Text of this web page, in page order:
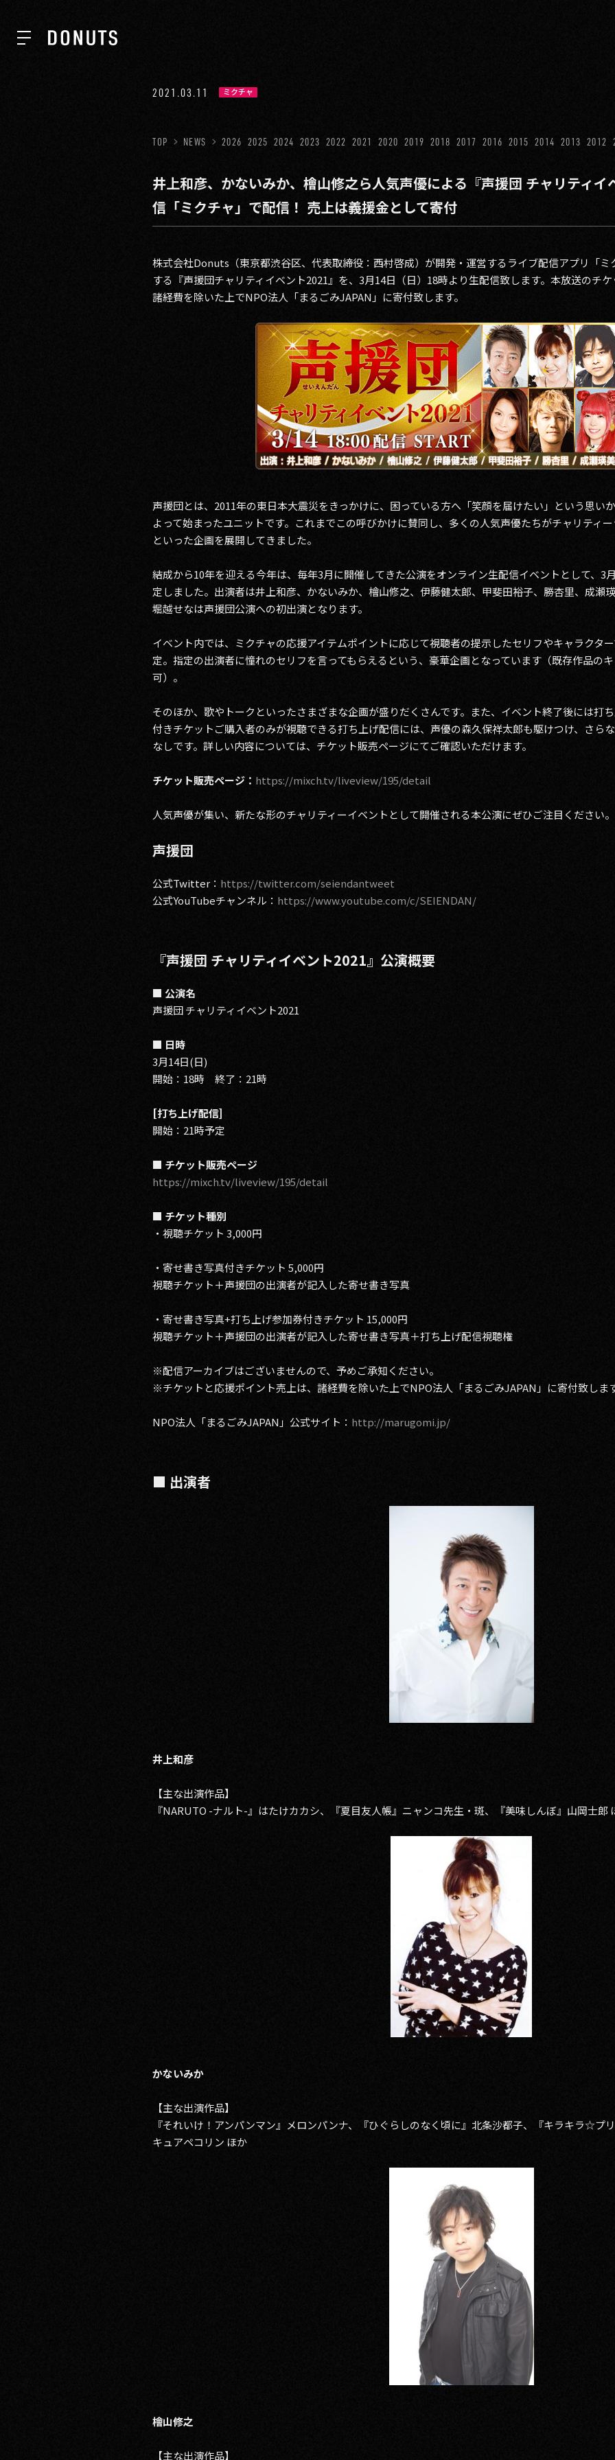
ABOUT
SERVICES
GROUP
PRIVACY POLICY
2021.03.11 ミクチャ
TOP NEWS 2026 2025 2024 2023 2022 2021 2020 2019 2018 2017 2016 2015 2014 2013 2012
井上和彦、かないみか、檜山修之ら人気声優による『声援団 チャリティ
信「ミクチャ」で配信！ 売上は義援金として寄付
株式会社Donuts（東京都渋谷区、代表取締役：西村啓成）が開発・運営するライブ配信アプリ「
する『声援団チャリティイベント2021』を、3月14日（日）18時より生配信致します。本放送のチ
諸経費を除いた上でNPO法人「まるごみJAPAN」に寄付致します。
声援団とは、2011年の東日本大震災をきっかけに、困っている方へ「笑顔を届けたい」という思い
よって始まったユニットです。これまでこの呼びかけに賛同し、多くの人気声優たちがチャリティ
といった企画を展開してきました。
結成から10年を迎える今年は、毎年3月に開催してきた公演をオンライン生配信イベントとして、3
定しました。出演者は井上和彦、かないみか、檜山修之、伊藤健太郎、甲斐田裕子、勝杏里、成瀬
堀越せなは声援団公演への初出演となります。
イベント内では、ミクチャの応援アイテムポイントに応じて視聴者の提示したセリフやキャラクタ
定。指定の出演者に憧れのセリフを言ってもらえるという、豪華企画となっています（既存作品の
可）。
そのほか、歌やトークといったさまざまな企画が盛りだくさんです。また、イベント終了後には打
付きチケットご購入者のみが視聴できる打ち上げ配信には、声優の森久保祥太郎も駆けつけ、さら
なしです。詳しい内容については、チケット販売ページにてご確認いただけます。
チケット販売ページ： https://mixch.tv/liveview/195/detail
人気声優が集い、新たな形のチャリティーイベントとして開催される本公演にぜひご注目ください。
​声援団
公式Twitter： https://twitter.com/seiendantweet
公式YouTubeチャンネル： https://www.youtube.com/c/SEIENDAN/
『声援団 チャリティイベント2021』公演概要
■ 公演名
声援団 チャリティイベント2021
■ 日時
3月14日(日)
開始：18時 終了：21時
[打ち上げ配信]
開始：21時予定
■ チケット販売ページ
https://mixch.tv/liveview/195/detail
■ チケット種別
・視聴チケット 3,000円
・寄せ書き写真付きチケット 5,000円
視聴チケット＋声援団の出演者が記入した寄せ書き写真
・寄せ書き写真+打ち上げ参加券付きチケット 15,000円
視聴チケット＋声援団の出演者が記入した寄せ書き写真＋打ち上げ配信視聴権
※配信アーカイブはございませんので、予めご承知ください。
※チケットと応援ポイント売上は、諸経費を除いた上でNPO法人「まるごみJAPAN」に寄付致しま
NPO法人「まるごみJAPAN」公式サイト： http://marugomi.jp/
■ 出演者
井上和彦
【主な出演作品】
『NARUTO -ナルト-』はたけカカシ、『夏目友人帳』ニャンコ先生・斑、『美味しんぼ』山岡士郎
かないみか
【主な出演作品】
『それいけ！アンパンマン』メロンパンナ、『ひぐらしのなく頃に』北条沙都子、『キラキラ☆プ
キュアペコリン ほか
檜山修之
【主な出演作品】